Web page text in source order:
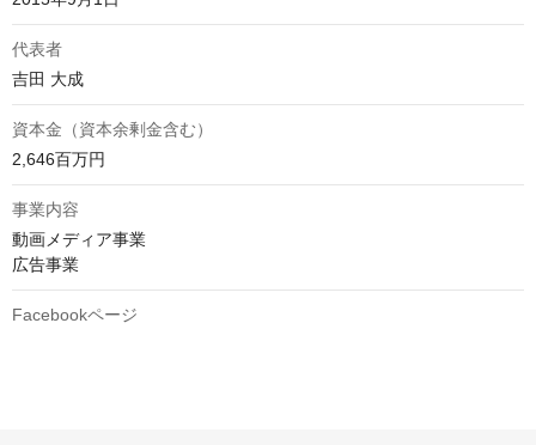
代表者
吉田 大成
資本金（資本余剰金含む）
2,646百万円
事業内容
動画メディア事業
広告事業
Facebookページ